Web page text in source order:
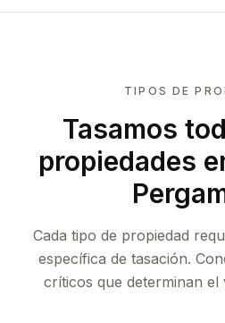
TIPOS DE
Tasamos
propiedades
Cada tipo de propiedad
específica de tasación.
críticos que determinan el